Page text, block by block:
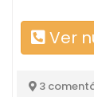
Ver
3